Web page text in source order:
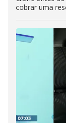
cobrar uma